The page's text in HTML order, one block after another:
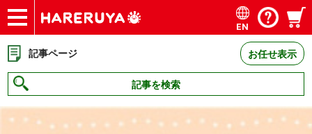
ショップ
買取
記事
デッキ検索
デッキ構築
選手一覧
店舗一覧
イベント
お問い合わせ
EN
記事ページ お任せ表示
記事を検索